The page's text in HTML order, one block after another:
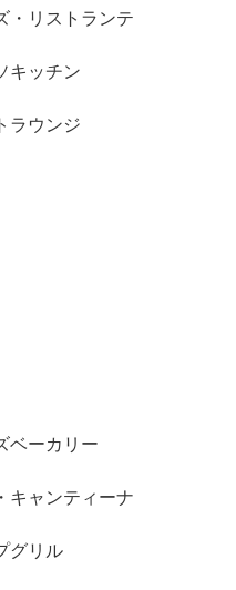
・リストランテ
キッチン
ラウンジ
ベーカリー
キャンティーナ
グリル